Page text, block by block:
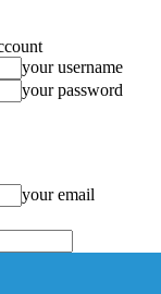
your username
your password
your email